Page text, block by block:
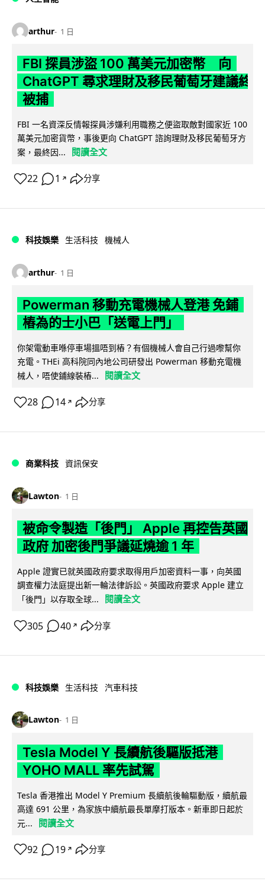
arthur 1 日
FBI 探員涉盜 100 萬美元加密幣 向
ChatGPT 尋求理財及移民葡萄牙建議終
被捕
FBI 一名資深反情報探員涉嫌利用職務之便盜取敵對國家近 100
萬美元加密貨幣，事後更向 ChatGPT 諮詢理財及移民葡萄牙方
案，最終因...
閱讀全文
22 1 ↗ 分享
科技娛樂 生活科技 機械人
arthur 1 日
Powerman 移動充電機械人登港 免鋪
樁為的士小巴「送電上門」
你架電動車喺停車場搵唔到樁？有個機械人會自己行過嚟幫你
充電。THEi 高科院同內地公司研發出 Powerman 移動充電機
械人，唔使鋪線裝樁...
閱讀全文
28 14 ↗ 分享
商業科技 資訊保安
Lawton 1 日
被命令製造「後門」 Apple 再控告英國
政府 加密後門爭議延燒逾 1 年
Apple 證實已就英國政府要求取得用戶加密資料一事，向英國
調查權力法庭提出新一輪法律訴訟。英國政府要求 Apple 建立
「後門」以存取全球...
閱讀全文
305 40 ↗ 分享
科技娛樂 生活科技 汽車科技
Lawton 1 日
Tesla Model Y 長續航後驅版抵港
YOHO MALL 率先試駕
Tesla 香港推出 Model Y Premium 長續航後輪驅動版，續航最
高達 691 公里，為家族中續航最長單摩打版本。新車即日起於
元...
閱讀全文
92 19 ↗ 分享